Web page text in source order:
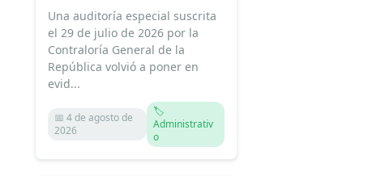
Una auditoría especial suscrita
el 29 de julio de 2026 por la
Contraloría General de la
República volvió a poner en
evid...
📅 4 de agosto de
2026
🏷️
Administrativ
o